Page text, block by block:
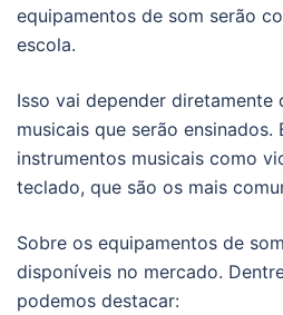
equipamentos de som serão
escola.
Isso vai depender diretamente
musicais que serão
instrumentos musicais como
teclado, que são os mais
Sobre os equipamentos de
disponíveis no mercado.
podemos destacar: